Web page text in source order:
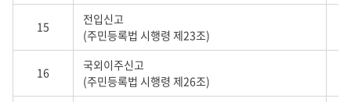
15
전입신고
(주민등록법 시행령 제23조)
16
국외이주신고
(주민등록법 시행령 제26조)